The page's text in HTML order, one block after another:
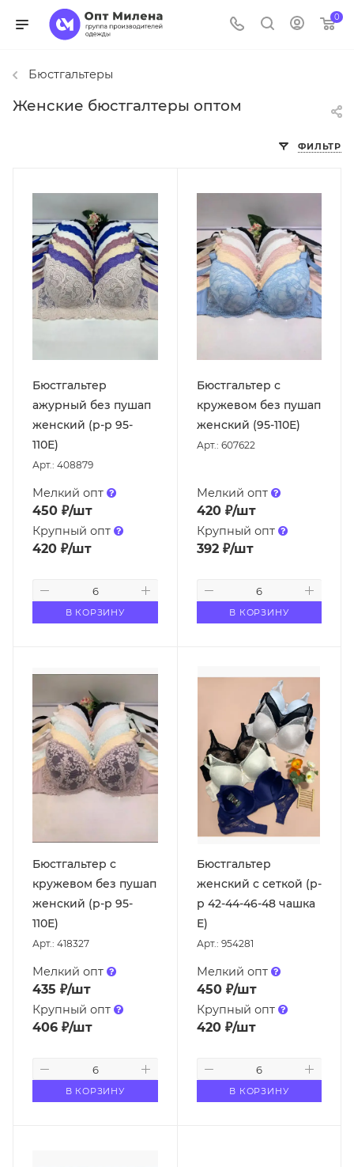
0
Бюстгальтеры
Женские бюстгалтеры оптом
ФИЛЬТР
Бюстгальтер
ажурный без пушап
женский (р-р 95-
110Е)
Арт.: 408879
Мелкий опт
450 ₽/шт
Крупный опт
420 ₽/шт
В КОРЗИНУ
Бюстгальтер с
кружевом без пушап
женский (95-110Е)
Арт.: 607622
Мелкий опт
420₽/шт
Крупный опт
392₽/шт
В КОРЗИНУ
Бюстгальтер с
кружевом без пушап
женский (р-р 95-
110Е)
Арт.: 418327
Мелкий опт
435 ₽/шт
Крупный опт
406 ₽/шт
В КОРЗИНУ
Бюстгальтер
женский с сеткой (р-
р 42-44-46-48 чашка
E)
Арт.: 954281
Мелкий опт
450₽/шт
Крупный опт
420₽/шт
В КОРЗИНУ